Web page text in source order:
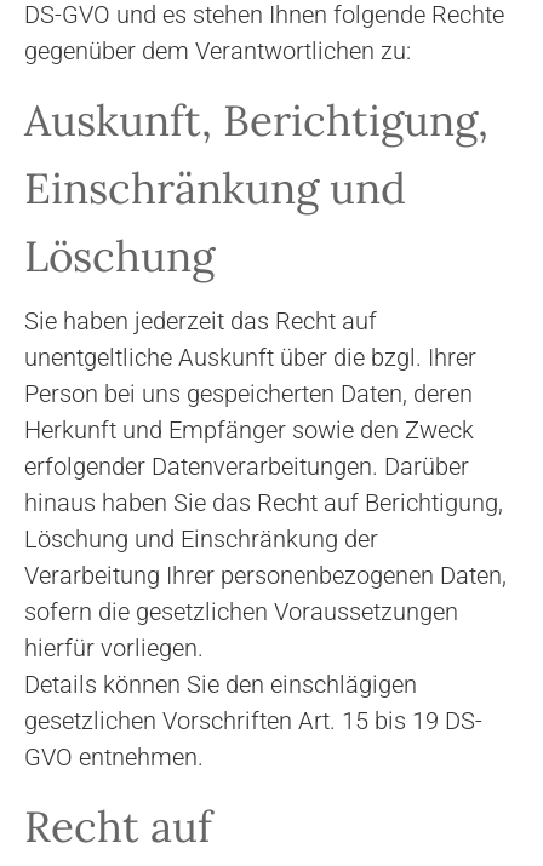
DS-GVO und es stehen Ihnen folgende Rechte
gegenüber dem Verantwortlichen zu:
Auskunft, Berichtigung,
Einschränkung und
Löschung
Sie haben jederzeit das Recht auf
unentgeltliche Auskunft über die bzgl. Ihrer
Person bei uns gespeicherten Daten, deren
Herkunft und Empfänger sowie den Zweck
erfolgender Datenverarbeitungen. Darüber
hinaus haben Sie das Recht auf Berichtigung,
Löschung und Einschränkung der
Verarbeitung Ihrer personenbezogenen Daten,
sofern die gesetzlichen Voraussetzungen
hierfür vorliegen.
Details können Sie den einschlägigen
gesetzlichen Vorschriften Art. 15 bis 19 DS-
GVO entnehmen.
Recht auf